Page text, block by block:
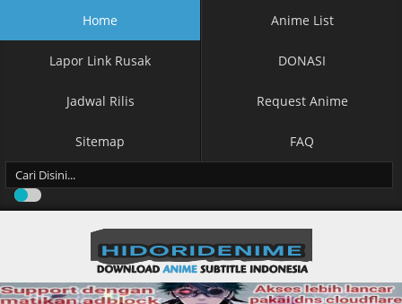
Home Anime List
Lapor Link Rusak DONASI
Jadwal Rilis Request Anime
Sitemap FAQ